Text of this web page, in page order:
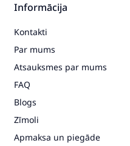
Informācija
Kontakti
Par mums
Atsauksmes par mums
FAQ
Blogs
Zīmoli
Apmaksa un piegāde